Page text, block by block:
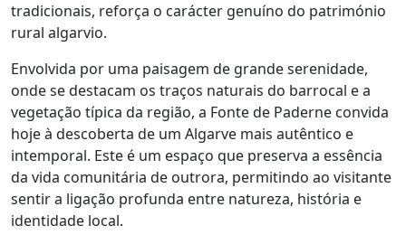
tradicionais, reforça o carácter genuíno do património
rural algarvio.
Envolvida por uma paisagem de grande serenidade,
onde se destacam os traços naturais do barrocal e a
vegetação típica da região, a Fonte de Paderne convida
hoje à descoberta de um Algarve mais autêntico e
intemporal. Este é um espaço que preserva a essência
da vida comunitária de outrora, permitindo ao visitante
sentir a ligação profunda entre natureza, história e
identidade local.